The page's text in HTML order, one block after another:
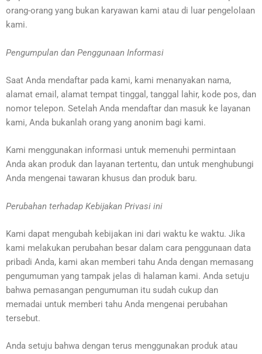
orang-orang yang bukan karyawan kami atau di luar pengelolaan
kami.
Pengumpulan dan Penggunaan Informasi
Saat Anda mendaftar pada kami, kami menanyakan nama,
alamat email, alamat tempat tinggal, tanggal lahir, kode pos, dan
nomor telepon. Setelah Anda mendaftar dan masuk ke layanan
kami, Anda bukanlah orang yang anonim bagi kami.
Kami menggunakan informasi untuk memenuhi permintaan
Anda akan produk dan layanan tertentu, dan untuk menghubungi
Anda mengenai tawaran khusus dan produk baru.
Perubahan terhadap Kebijakan Privasi ini
Kami dapat mengubah kebijakan ini dari waktu ke waktu. Jika
kami melakukan perubahan besar dalam cara penggunaan data
pribadi Anda, kami akan memberi tahu Anda dengan memasang
pengumuman yang tampak jelas di halaman kami. Anda setuju
bahwa pemasangan pengumuman itu sudah cukup dan
memadai untuk memberi tahu Anda mengenai perubahan
tersebut.
Anda setuju bahwa dengan terus menggunakan produk atau